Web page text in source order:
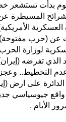
بدأت تستشعر
المسيطرة
العسكرية
عن (حرب
لوزارة
الذي تفرضه
التخطيط.. وعجز
على ارض
جيوسياسي
الأيام .